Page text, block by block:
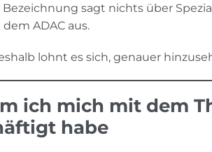
Bezeichnung sagt nichts über
ADAC aus.
lohnt es sich, genauer
ich mich mit dem
habe